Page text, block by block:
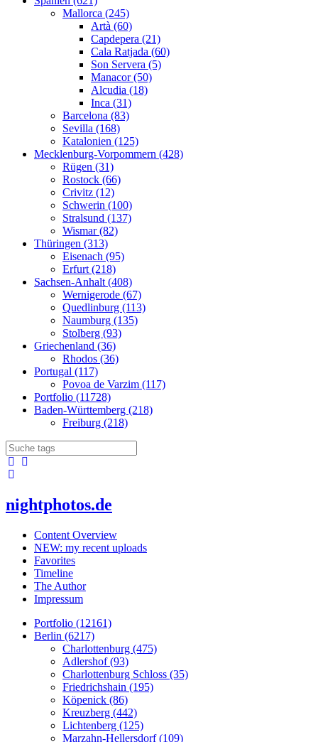
Mallorca (245)
Artà (60)
Capdepera (21)
Cala Ratjada (60)
Son Servera (5)
Manacor (50)
Alcudia (18)
Inca (31)
Barcelona (83)
Sevilla (168)
Katalonien (125)
Mecklenburg-Vorpommern (428)
Rügen (31)
Rostock (66)
Crivitz (12)
Schwerin (100)
Stralsund (137)
Wismar (82)
Thüringen (313)
Eisenach (95)
Erfurt (218)
Sachsen-Anhalt (408)
Wernigerode (67)
Quedlinburg (113)
Naumburg (135)
Stolberg (93)
Griechenland (36)
Rhodos (36)
Portugal (117)
Povoa de Varzim (117)
Portfolio (11728)
Baden-Württemberg (218)
Freiburg (218)
nightphotos.de
Content Overview
NEW: my recent uploads
Favorites
Timeline
The Author
Impressum
Portfolio (12161)
Berlin (6217)
Charlottenburg (475)
Adlershof (93)
Charlottenburg Schloss (35)
Friedrichshain (195)
Köpenick (86)
Kreuzberg (442)
Lichtenberg (125)
Marzahn-Hellersdorf (109)